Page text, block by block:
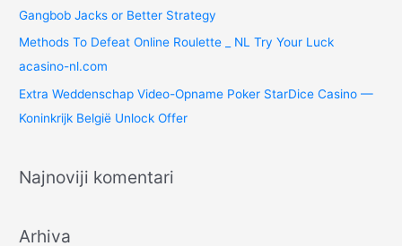
r
:
Gangbob Jacks or Better Strategy
Methods To Defeat Online Roulette _ NL Try Your Luck
acasino-nl.com
Extra Weddenschap Video-Opname Poker StarDice Casino —
Koninkrijk België Unlock Offer
Najnoviji komentari
Arhiva